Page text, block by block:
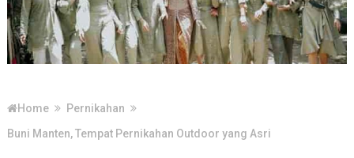
Home
Pernikahan
Buni Manten, Tempat Pernikahan Outdoor yang Asri